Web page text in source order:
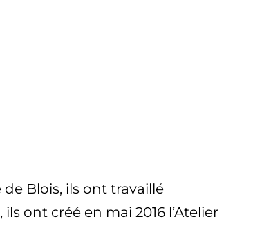
Blois, ils ont travaillé
ont créé en mai 2016 l’Atelier